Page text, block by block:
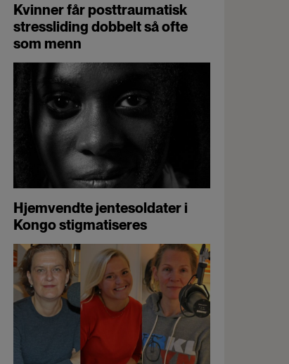
Kvinner får posttraumatisk
stressliding dobbelt så ofte
som menn
Hjemvendte jentesoldater i
Kongo stigmatiseres